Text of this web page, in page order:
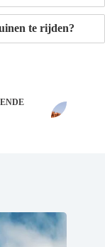
te rijden?